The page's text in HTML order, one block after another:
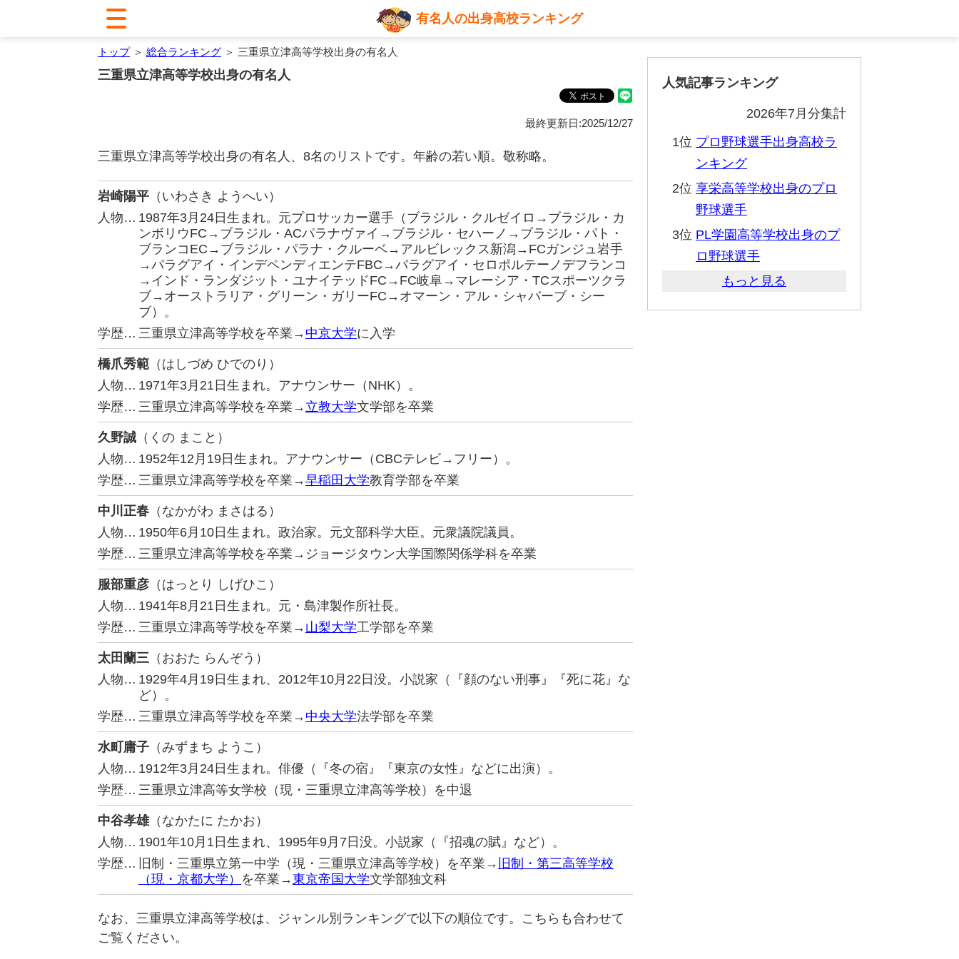
有名人の出身高校ランキング
トップ＞ 総合ランキング ＞ 三重県立津高等学校出身の有名人
三重県立津高等学校出身の有名人
最終更新日:2025/12/27
三重県立津高等学校出身の有名人、8名のリストです。年齢の若い順。敬称略。
岩崎陽平 （いわさき ようへい）
人物… 1987年3月24日生まれ。元プロサッカー選手（ブラジル・クルゼイロ→ブラジル・カ
ンボリウFC→ブラジル・ACパラナヴァイ→ブラジル・セハーノ→ブラジル・パト・
ブランコEC→ブラジル・パラナ・クルーベ→アルビレックス新潟→FCガンジュ岩手
→パラグアイ・インデペンディエンテFBC→パラグアイ・セロポルテーノデフランコ
→インド・ランダジット・ユナイテッドFC→FC岐阜→マレーシア・TCスポーツクラ
ブ→オーストラリア・グリーン・ガリーFC→オマーン・アル・シャバーブ・シー
ブ）。
学歴… 三重県立津高等学校を卒業→ 中京大学に入学
橋爪秀範 （はしづめ ひでのり）
人物… 1971年3月21日生まれ。アナウンサー（NHK）。
学歴… 三重県立津高等学校を卒業→ 立教大学文学部を卒業
久野誠 （くの まこと）
人物… 1952年12月19日生まれ。アナウンサー（CBCテレビ→フリー）。
学歴… 三重県立津高等学校を卒業→早稲田大学教育学部を卒業
中川正春 （なかがわ まさはる）
人物… 1950年6月10日生まれ。政治家。元文部科学大臣。元衆議院議員。
学歴… 三重県立津高等学校を卒業→ジョージタウン大学国際関係学科を卒業
服部重彦 （はっとり しげひこ）
人物… 1941年8月21日生まれ。元・島津製作所社長。
学歴… 三重県立津高等学校を卒業→ 山梨大学工学部を卒業
太田蘭三 （おおた らんぞう）
人物… 1929年4月19日生まれ、2012年10月22日没。小説家（『顔のない刑事』『死に花』な
ど）。
学歴… 三重県立津高等学校を卒業→ 中央大学法学部を卒業
水町庸子 （みずまち ようこ）
人物… 1912年3月24日生まれ。俳優（『冬の宿』『東京の女性』などに出演）。
学歴… 三重県立津高等女学校（現・三重県立津高等学校）を中退
中谷孝雄（なかたに たかお）
人物… 1901年10月1日生まれ、1995年9月7日没。小説家（『招魂の賦』など）。
学歴…
旧制・三重県立第一中学（現・三重県立津高等学校）を卒業→ 旧制・第三高等学校
（現・京都大学） を卒業→東京帝国大学文学部独文科
なお、三重県立津高等学校は、ジャンル別ランキングで以下の順位です。こちらも合わせて
ご覧ください。
人気記事ランキング
2026年7月分集計
1位 プロ野球選手出身高校ラ
ンキング
2位 享栄高等学校出身のプロ
野球選手
3位 PL学園高等学校出身のプ
ロ野球選手
もっと見る